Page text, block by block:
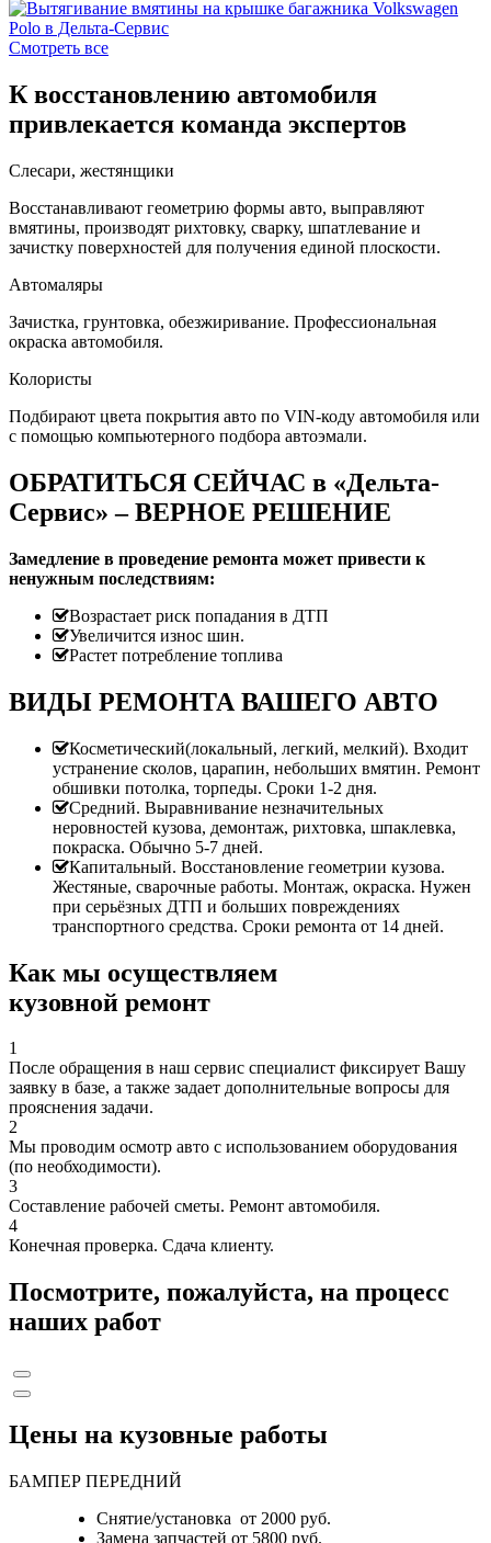
Смотреть все
К восстановлению автомобиля
привлекается команда экспертов
Слесари, жестянщики
Восстанавливают геометрию формы авто, выправляют
вмятины, производят рихтовку, сварку, шпатлевание и
зачистку поверхностей для получения единой плоскости.
Автомаляры
Зачистка, грунтовка, обезжиривание. Профессиональная
окраска автомобиля.
Колористы
Подбирают цвета покрытия авто по VIN-коду автомобиля или
с помощью компьютерного подбора автоэмали.
ОБРАТИТЬСЯ СЕЙЧАС в «Дельта-
Сервис» – ВЕРНОЕ РЕШЕНИЕ
Замедление в проведение ремонта может привести к
ненужным последствиям:
Возрастает риск попадания в ДТП
Увеличится износ шин.
Растет потребление топлива
ВИДЫ РЕМОНТА ВАШЕГО АВТО
Косметический(локальный, легкий, мелкий). Входит
устранение сколов, царапин, небольших вмятин. Ремонт
обшивки потолка, торпеды. Сроки 1-2 дня.
Средний. Выравнивание незначительных
неровностей кузова, демонтаж, рихтовка, шпаклевка,
покраска. Обычно 5-7 дней.
Капитальный. Восстановление геометрии кузова.
Жестяные, сварочные работы. Монтаж, окраска. Нужен
при серьёзных ДТП и больших повреждениях
транспортного средства. Сроки ремонта от 14 дней.
Как мы осуществляем
кузовной ремонт
1
После обращения в наш сервис специалист фиксирует Вашу
заявку в базе, а также задает дополнительные вопросы для
прояснения задачи.
2
Мы проводим осмотр авто с использованием оборудования
(по необходимости).
3
Составление рабочей сметы. Ремонт автомобиля.
4
Конечная проверка. Сдача клиенту.
Посмотрите, пожалуйста, на процесс
наших работ
Цены на кузовные работы
БАМПЕР ПЕРЕДНИЙ
Снятие/установка от 2000 руб.
Замена запчастей от 5800 руб.